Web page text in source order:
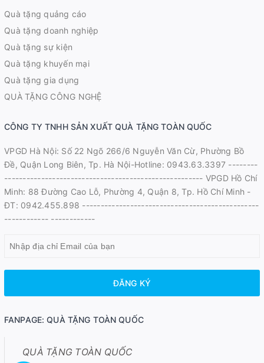
Quà tặng quảng cáo
Quà tặng doanh nghiệp
Quà tặng sự kiện
Quà tặng khuyến mại
Quà tặng gia dụng
QUÀ TẶNG CÔNG NGHỆ
CÔNG TY TNHH SẢN XUẤT QUÀ TẶNG TOÀN QUỐC
VPGD Hà Nội: Số 22 Ngõ 266/6 Nguyễn Văn Cừ, Phường Bồ
Đề, Quận Long Biên, Tp. Hà Nội-Hotline: 0943.63.3397 --------
------------------------------------------------------ VPGD Hồ Chí
Minh: 88 Đường Cao Lỗ, Phường 4, Quận 8, Tp. Hồ Chí Minh -
ĐT: 0942.455.898 ------------------------------------------------
------------ ------------
ĐĂNG KÝ
FANPAGE: QUÀ TẶNG TOÀN QUỐC
QUÀ TẶNG TOÀN QUỐC